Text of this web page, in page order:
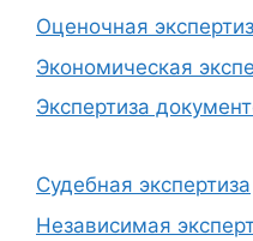
Оценочная
Экономическая
Экспертиза
Судебная экспертиза
Независимая